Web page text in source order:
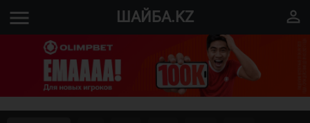
menu ШАЙБА.KZ perm_identity